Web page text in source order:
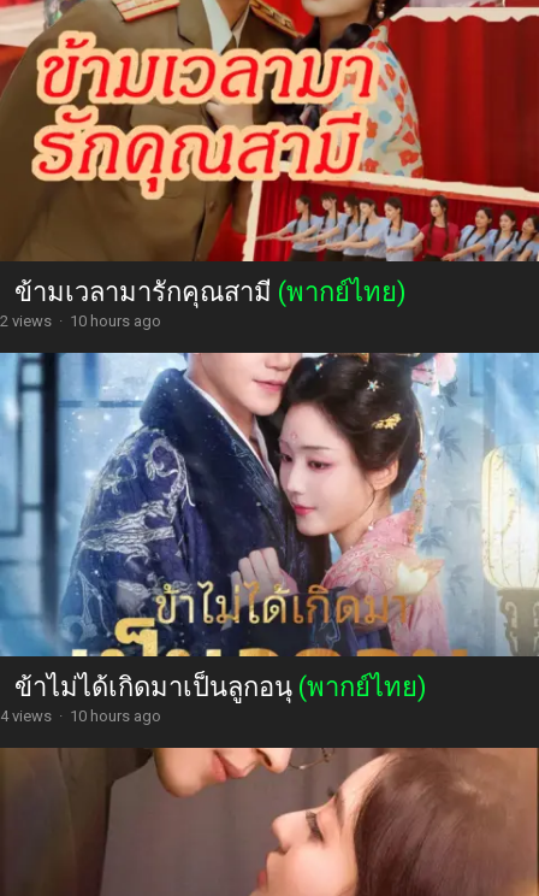
ข้ามเวลามารักคุณสามี (พากย์ไทย)
2 views · 10 hours ago
ข้าไม่ได้เกิดมาเป็นลูกอนุ (พากย์ไทย)
4 views · 10 hours ago